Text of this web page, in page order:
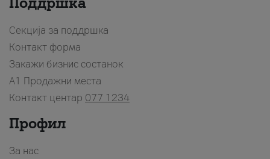
Секција за поддршка
Контакт форма
Закажи бизнис состанок
A1 Продажни места
Контакт центар 077 1234
Профил
За нас